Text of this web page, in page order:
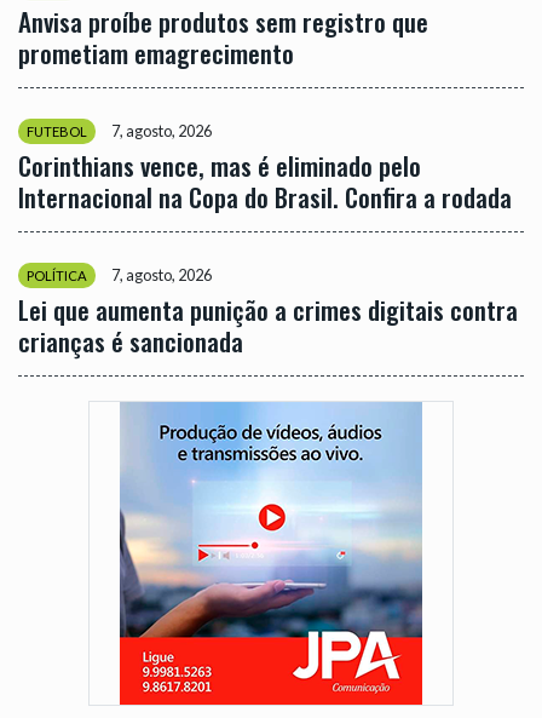
Anvisa proíbe produtos sem registro que
prometiam emagrecimento
FUTEBOL 7, agosto, 2026
Corinthians vence, mas é eliminado pelo
Internacional na Copa do Brasil. Confira a rodada
POLÍTICA 7, agosto, 2026
Lei que aumenta punição a crimes digitais contra
crianças é sancionada